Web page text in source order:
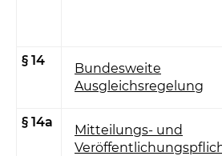
§ 14
Bundesweite
Ausgleichsregelung
§ 14a
Mitteilungs- und